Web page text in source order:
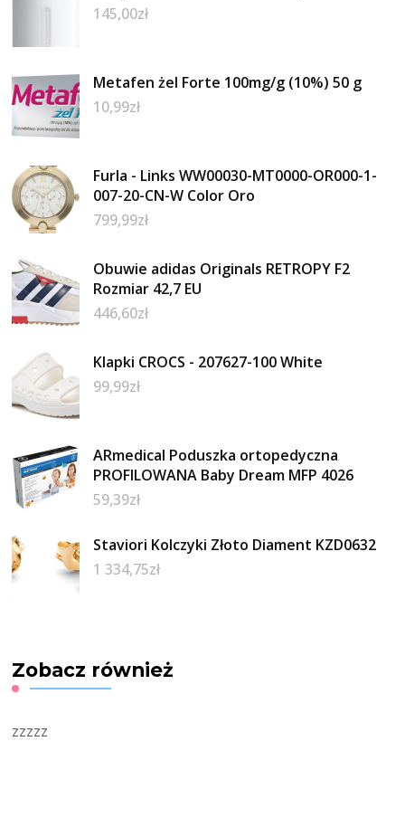
145,00zł
Metafen żel Forte 100mg/g (10%) 50 g
10,99zł
Furla - Links WW00030-MT0000-OR000-1-
007-20-CN-W Color Oro
799,99zł
Obuwie adidas Originals RETROPY F2
Rozmiar 42,7 EU
446,60zł
Klapki CROCS - 207627-100 White
99,99zł
ARmedical Poduszka ortopedyczna
PROFILOWANA Baby Dream MFP 4026
59,39zł
Staviori Kolczyki Złoto Diament KZD0632
1 334,75zł
Zobacz również
zzzzz